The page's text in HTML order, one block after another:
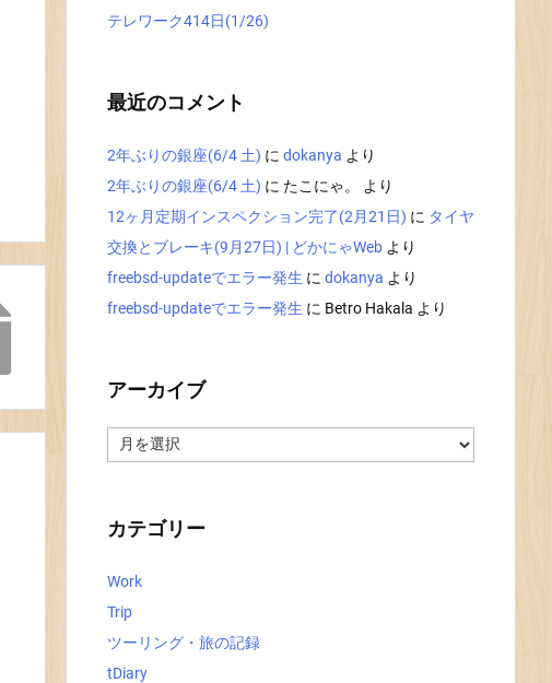
テレワーク414日(1/26)
最近のコメント
2年ぶりの銀座(6/4 土) に dokanya より
2年ぶりの銀座(6/4 土) に たこにゃ。
より
12ヶ月定期インスペクション完了(2月21日) に タイヤ
交換とブレーキ(9月27日) | どかにゃWeb より
freebsd-updateでエラー発生 に dokanya より
freebsd-updateでエラー発生 に Betro Hakala より
アーカイブ
ー
カテゴリー
Work
Trip
ツーリング・旅の記録
tDiary